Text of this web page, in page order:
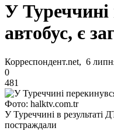
У Туреччині
автобус, є
Корреспондент.net, 6
0
481
Фото: halktv.com.tr
У Туреччині в результаті
постраждали